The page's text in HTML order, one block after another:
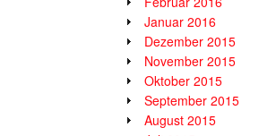
Januar 2016
Dezember 2015
November 2015
Oktober 2015
September 2015
August 2015